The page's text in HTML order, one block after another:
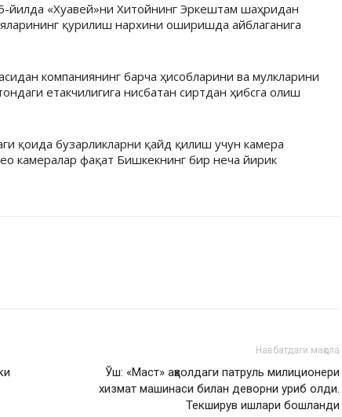
йилда «Хуавей»ни Хитойнинг Эркештам шаҳридан
қурилиш нархини оширишда айблаганига
компаниянинг барча ҳисобларини ва мулкларини
етакчилигига нисбатан сиртдан ҳибсга олиш
қоида бузарликларни қайд қилиш учун камера
камералар фақат Бишкекнинг бир неча йирик
Навбатдаги мақола
Ўш: «Маст» аҳволдаги патруль милиционери
хизмат машинаси билан деворни уриб олди.
Текширув ишлари бошланди